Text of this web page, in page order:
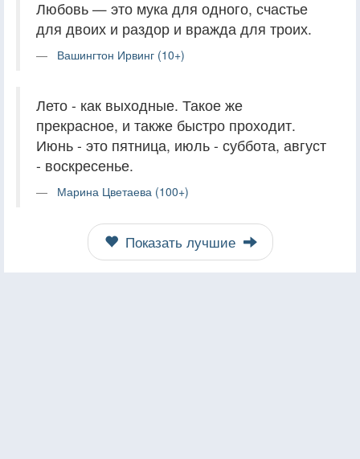
Любовь — это мука для одного, счастье
для двоих и раздор и вражда для троих.
Вашингтон Ирвинг (10+)
Лето - как выходные. Такое же
прекрасное, и также быстро проходит.
Июнь - это пятница, июль - суббота, август
- воскресенье.
Марина Цветаева (100+)
Показать лучшие